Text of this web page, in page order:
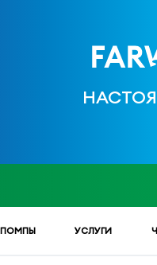
ПОМПЫ УСЛУГИ